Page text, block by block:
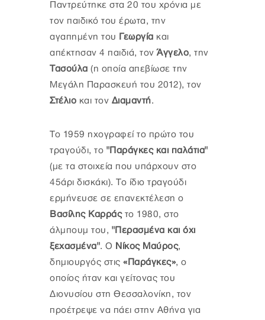
Παντρεύτηκε στα 20 του χρόνια με
τον παιδικό του έρωτα, την
αγαπημένη του Γεωργία και
απέκτησαν 4 παιδιά, τον Άγγελο, την
Τασούλα (η οποία απεβίωσε την
Μεγάλη Παρασκευή του 2012), τον
Στέλιο και τον Διαμαντή.
Το 1959 ηχογραφεί το πρώτο του
τραγούδι, το "Παράγκες και παλάτια"
(με τα στοιχεία που υπάρχουν στο
45άρι δισκάκι). Το ίδιο τραγούδι
ερμήνευσε σε επανεκτέλεση ο
Βασίλης Καρράς το 1980, στο
άλμπουμ του, "Περασμένα και όχι
ξεχασμένα". Ο Νίκος Μαύρος,
δημιουργός στις «Παράγκες», ο
οποίος ήταν και γείτονας του
Διονυσίου στη Θεσσαλονίκη, τον
προέτρεψε να πάει στην Αθήνα για